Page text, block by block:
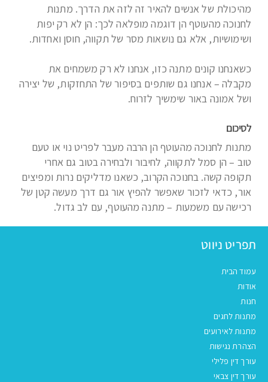
מהיכולת של אנשים להאיר זה לזה את הדרך. מתנות
לחנוכה מהעוטף הן דוגמה מופלאה לכך: הן לא רק יפות
ושימושיות, אלא גם נושאות מסר של תקווה, חוסן ואחדות.
כשאנחנו קונים מתנה כזו, אנחנו לא רק משמחים את
מקבלה – אנחנו גם שותפים בסיפור של התחזקות, של יצירה
ושל אמונה באור שימשיך לזרוח.
לסיכום
מתנות לחנוכה מהעוטף הן הרבה מעבר לפריט נוי או טעם
טוב – הן סמל לתקווה, לחיבור ולבחירה בטוב גם אחרי
תקופה קשה. בחנוכה הקרוב, כשאנו מדליקים נרות ומפיצים
אור, כדאי לזכור שאפשר להפיץ אור גם דרך מעשה קטן של
רכישה עם משמעות – מתנה מהעוטף, עם לב גדול.
תפריט ניווט
עמוד הבית
אודות
חנות
מתנות לחגים
מתנות לאירועים
הצהרת נגישות
עורך דין פלילי
עורך דין צבאי